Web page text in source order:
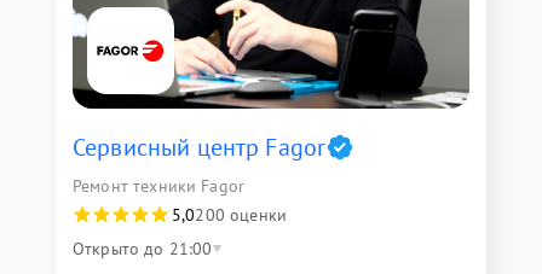
Сервисный центр Fagor
Ремонт техники Fagor
5,0200 оценки
Открыто до 21:00